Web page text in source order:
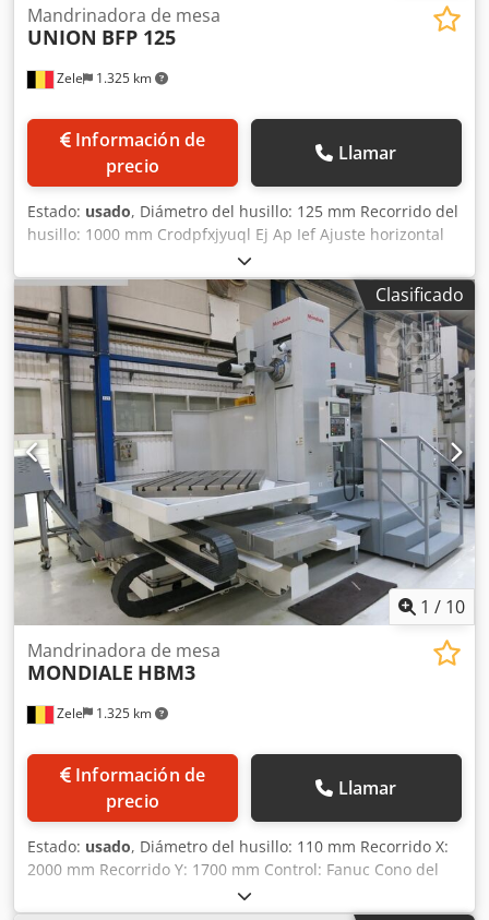
Zele 1.325 km
Mandrinadora de mesa
UNION BFP 125
Información de
precio
Llamar
Estado: usado, Diámetro del husillo: 125 mm Recorrido del
husillo: 1000 mm Crodpfxjyuql Ej Ap Ief Ajuste horizontal
de la columna: 7000 mm Desplazamiento vertical del carro
del husillo: 2500 mm/min Ajuste transversal del soporte:
450 mm Cono de husillo: ISO 50 P.D.B. Potencia total
requerida: 25 kW Diámetro de la cabeza de refrentar: 800
mm Los datos técnicos son indicaciones del fabricante u
operador, por lo que no son vinculantes para nosotros.
Nos reservamos la venta previa; aplican exclusivamente
nuestras condiciones generales de venta. Sobre nosotros:
Más de 400 máquinas propias en almacén Más de 15.000
m² de superficie de almacenamiento, capacidad de grúa
de 70 t Más de 10.000 artículos de accesorios para su taller
¿Desea vender máquinas, líneas de producción o su
empresa? Contáctenos. Encontrará más ofertas en nuestra
página web. Las visitas son posibles previa cita. Esperamos
su visita. Su equipo Markus Hirsch
Clasificado
1 / 10
Zele 1.325 km
Mandrinadora de mesa
MONDIALE HBM3
Información de
precio
Llamar
Estado: usado, Diámetro del husillo: 110 mm Recorrido X:
2000 mm Recorrido Y: 1700 mm Control: Fanuc Cono del
husillo: ISO 50 Recorrido Z: 1400 mm Superficie de la
mesa: 1250x1500 mm Capacidad de carga de la mesa: